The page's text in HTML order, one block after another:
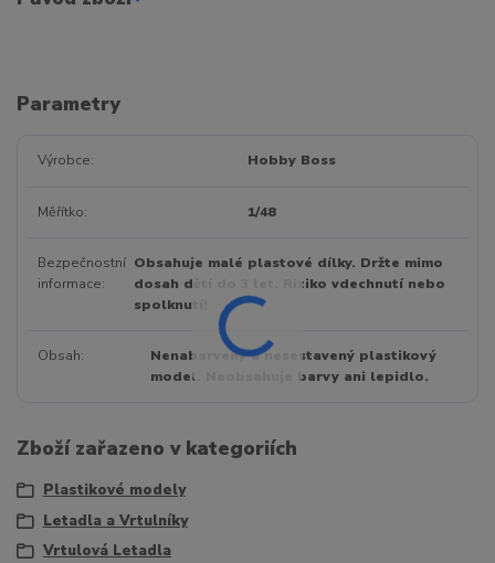
Parametry
Výrobce Hobby Boss
Měřítko 1/48
Bezpečnostní
informace
Obsahuje malé plastové dílky. Držte mimo
dosah dětí do 3 let. Riziko vdechnutí nebo
spolknutí!
Obsah
Nenabarvený a nesestavený plastikový
model. Neobsahuje barvy ani lepidlo.
Zboží zařazeno v kategoriích
Plastikové modely
Letadla a Vrtulníky
Vrtulová Letadla